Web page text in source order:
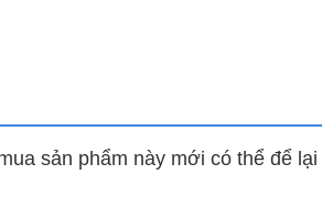
một bầu không khí trong lành hơn.
đã được lọc sạch trong không
sản phẩm này mới có thể để lại